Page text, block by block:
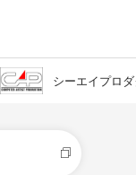
シーエイプロ